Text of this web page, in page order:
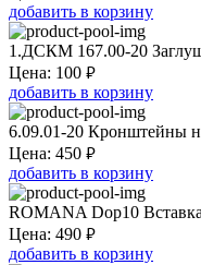
добавить в корзину
1.ДСКМ 167.00-20
Цена: 100 ₽
добавить в корзину
6.09.01-20 Кронштейны
Цена: 450 ₽
добавить в корзину
ROMANA Dop10
Цена: 490 ₽
добавить в корзину